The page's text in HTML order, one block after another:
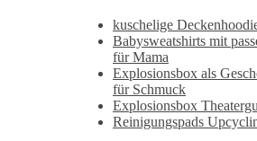
kuschelige
Babysweatshirts mit
für Mama
Explosionsbox als
für Schmuck
Explosionsbox
Reinigungspads